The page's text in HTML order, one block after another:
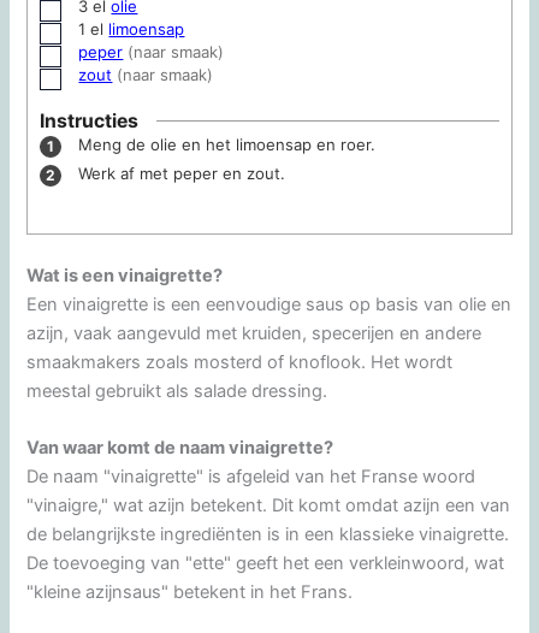
▢
3 elolie
▢
1 el limoensap
▢
peper (naar smaak)
▢
zout (naar smaak)
Instructies
Meng de olie en het limoensap en roer.
Werk af met peper en zout.
Wat is een vinaigrette?
Een vinaigrette is een eenvoudige saus op basis van olie en
azijn, vaak aangevuld met kruiden, specerijen en andere
smaakmakers zoals mosterd of knoflook. Het wordt
meestal gebruikt als salade dressing.
Van waar komt de naam vinaigrette?
De naam "vinaigrette" is afgeleid van het Franse woord
"vinaigre," wat azijn betekent. Dit komt omdat azijn een van
de belangrijkste ingrediënten is in een klassieke vinaigrette.
De toevoeging van "ette" geeft het een verkleinwoord, wat
"kleine azijnsaus" betekent in het Frans.